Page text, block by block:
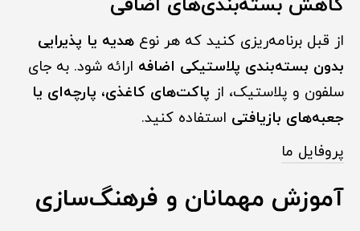
کاهش بسته‌بندی‌های اضافی
از قبل برنامه‌ریزی کنید که هر نوع هدیه یا پذیرایی
بدون بسته‌بندی پلاستیکی اضافه ارائه شود. به جای
سلفون و پلاستیک، از پاکت‌های کاغذی، پارچه‌ای یا
جعبه‌های بازیافتی استفاده کنید.
پروفایل ما
آموزش مهمانان و فرهنگ‌سازی